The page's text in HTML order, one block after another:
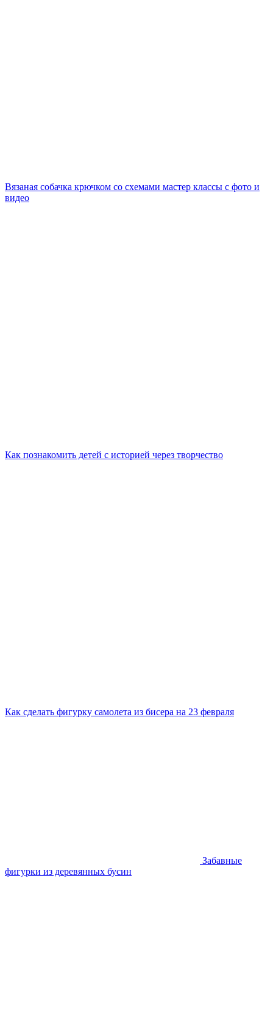
Вязаная собачка крючком со схемами мастер классы с фото и
видео
Как познакомить детей с историей через творчество
Как сделать фигурку самолета из бисера на 23 февраля
Забавные
фигурки из деревянных бусин